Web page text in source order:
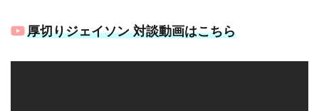
厚切りジェイソン 対談動画はこちら